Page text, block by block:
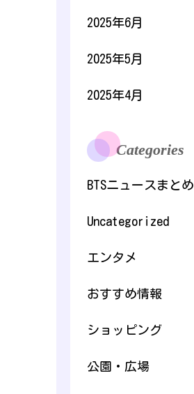
2025年6月
2025年5月
2025年4月
Categories
BTSニュースまとめ
Uncategorized
エンタメ
おすすめ情報
ショッピング
公園・広場